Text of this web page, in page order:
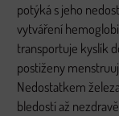
potýká s jeho
vytváření
transportuje kyslík
postiženy
Nedostatkem
bledostí až